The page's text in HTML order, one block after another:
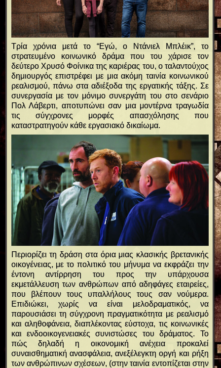
Τρία χρόνια μετά το “Εγώ, ο Ντάνιελ Μπλέικ”, το
στρατευμένο κοινωνικό δράμα που του χάρισε τον
δεύτερο Χρυσό Φοίνικα της καριέρας του, ο ταλαντούχος
δημιουργός επιστρέφει με μια ακόμη ταινία κοινωνικού
ρεαλισμού, πάνω στα αδιέξοδα της εργατικής τάξης. Σε
συνεργασία με τον μόνιμο συνεργάτη του στο σενάριο
Πολ Λάβερτι, αποτυπώνει σαν μια μοντέρνα τραγωδία
τις σύγχρονες μορφές απασχόλησης που
καταστρατηγούν κάθε εργασιακό δικαίωμα.
Περιορίζει τη δράση στα όρια μιας κλασικής βρετανικής
οικογένειας, με το πολιτικό του μήνυμα να εκφράζει την
έντονη αντίρρηση του προς την υπάρχουσα
εκμετάλλευση των ανθρώπων από αδηφάγες εταιρείες,
που βλέπουν τους υπαλλήλους τους σαν νούμερα.
Επιδιώκει, χωρίς να είναι μελοδραματικός, να
παρουσιάσει τη σύγχρονη πραγματικότητα με ρεαλισμό
και αληθοφάνεια, διαπλέκοντας εύστοχα, τις κοινωνικές
και ενδοοικογενειακές συνιστώσες του δράματος. Το
πώς δηλαδή η οικονομική ανέχεια προκαλεί
συναισθηματική ανασφάλεια, ανεξέλεγκτη οργή και ρήξη
των ανθρώπινων σχέσεων, (στην ταινία εντοπίζεται στην